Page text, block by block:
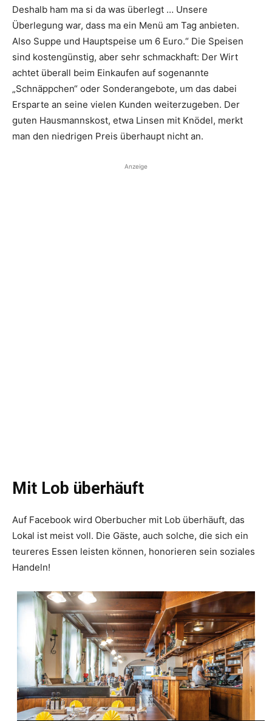
Deshalb ham ma si da was überlegt … Unsere
Überlegung war, dass ma ein Menü am Tag anbieten.
Also Suppe und Hauptspeise um 6 Euro.“ Die Speisen
sind kostengünstig, aber sehr schmackhaft: Der Wirt
achtet überall beim Einkaufen auf sogenannte
„Schnäppchen“ oder Sonderangebote, um das dabei
Ersparte an seine vielen Kunden weiterzugeben. Der
guten Hausmannskost, etwa Linsen mit Knödel, merkt
man den niedrigen Preis überhaupt nicht an.
Anzeige
Mit Lob überhäuft
Auf Facebook wird Oberbucher mit Lob überhäuft, das
Lokal ist meist voll. Die Gäste, auch solche, die sich ein
teureres Essen leisten können, honorieren sein so­ziales
Handeln!